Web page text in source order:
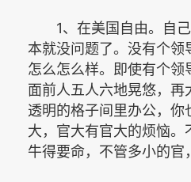
1、在美国自由。自
本就没问题了。没有个领
怎么怎么样。即使有个领
面前人五人六地晃悠，再
透明的格子间里办公，你
大，官大有官大的烦恼。
牛得要命，不管多小的官